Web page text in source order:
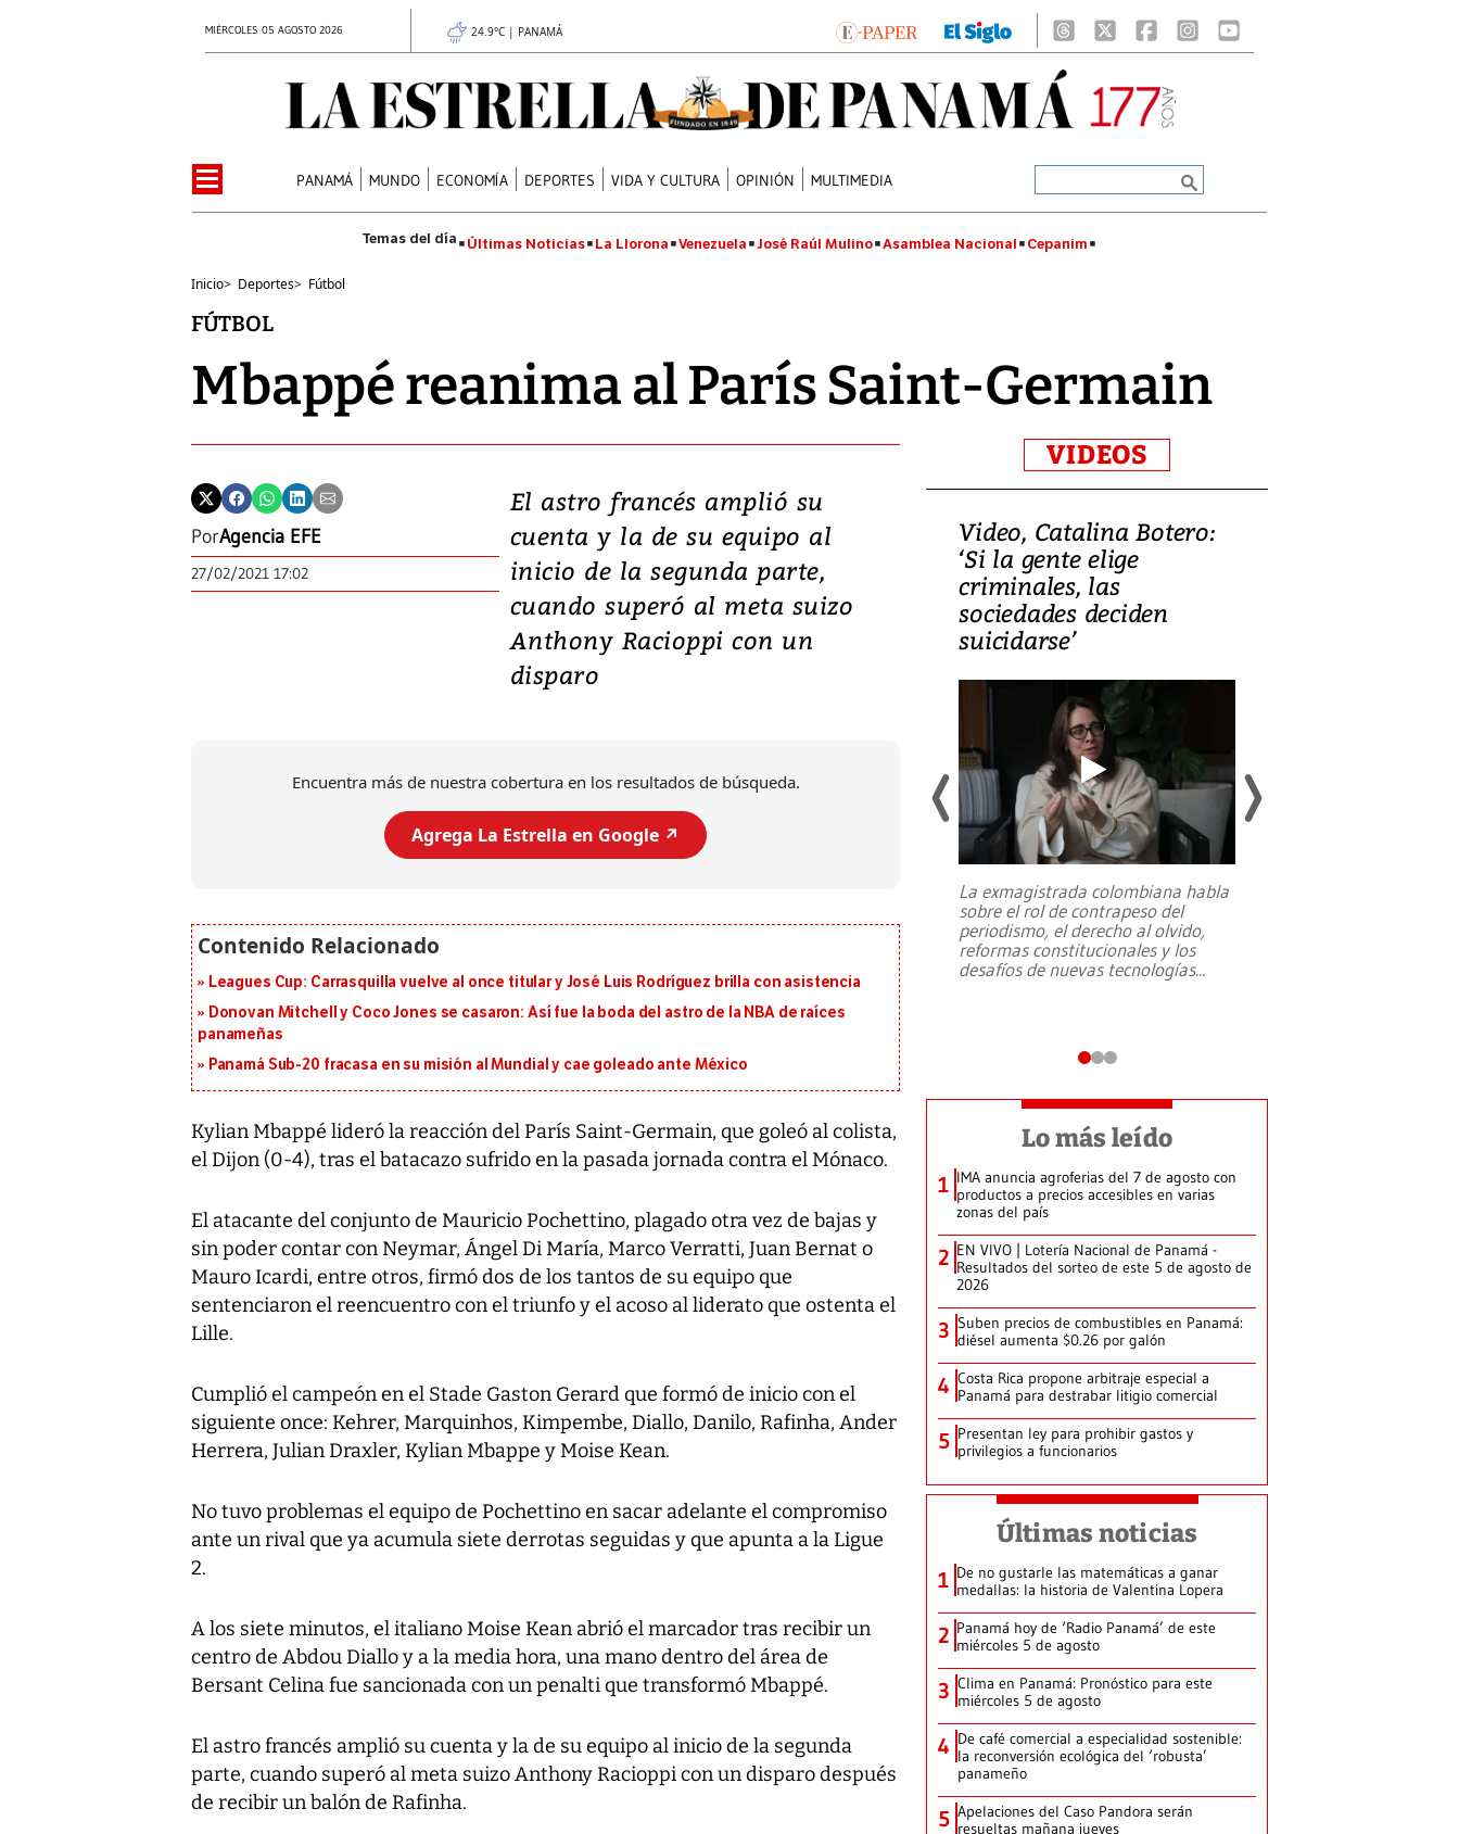
MIÉRCOLES 05 AGOSTO 2026 24.9°C | PANAMÁ
PANAMÁ MUNDO ECONOMÍA DEPORTES VIDA Y CULTURA OPINIÓN MULTIMEDIA
Últimas Noticias La Llorona Venezuela José Raúl Mulino Asamblea Nacional Cepanim
Inicio> Deportes> Fútbol
FÚTBOL
Mbappé reanima al París Saint-Germain
PorAgencia EFE
27/02/2021 17:02
El astro francés amplió su
cuenta y la de su equipo al
inicio de la segunda parte,
cuando superó al meta suizo
Anthony Racioppi con un
disparo
Encuentra más de nuestra cobertura en los resultados de búsqueda.
Agrega La Estrella en Google ↗️
Leagues Cup: Carrasquilla vuelve al once titular y José Luis Rodríguez brilla con asistencia
Donovan Mitchell y Coco Jones se casaron: Así fue la boda del astro de la NBA de raíces
panameñas
Panamá Sub-20 fracasa en su misión al Mundial y cae goleado ante México
Kylian Mbappé lideró la reacción del París Saint-Germain, que goleó al colista,
el Dijon (0-4), tras el batacazo sufrido en la pasada jornada contra el Mónaco.
El atacante del conjunto de Mauricio Pochettino, plagado otra vez de bajas y
sin poder contar con Neymar, Ángel Di María, Marco Verratti, Juan Bernat o
Mauro Icardi, entre otros, firmó dos de los tantos de su equipo que
sentenciaron el reencuentro con el triunfo y el acoso al liderato que ostenta el
Lille.
Cumplió el campeón en el Stade Gaston Gerard que formó de inicio con el
siguiente once: Kehrer, Marquinhos, Kimpembe, Diallo, Danilo, Rafinha, Ander
Herrera, Julian Draxler, Kylian Mbappe y Moise Kean.
No tuvo problemas el equipo de Pochettino en sacar adelante el compromiso
ante un rival que ya acumula siete derrotas seguidas y que apunta a la Ligue
2.
A los siete minutos, el italiano Moise Kean abrió el marcador tras recibir un
centro de Abdou Diallo y a la media hora, una mano dentro del área de
Bersant Celina fue sancionada con un penalti que transformó Mbappé.
El astro francés amplió su cuenta y la de su equipo al inicio de la segunda
parte, cuando superó al meta suizo Anthony Racioppi con un disparo después
de recibir un balón de Rafinha.
VIDEOS
Video, Japón: Terremoto
deja heridos y graves
daños en Kumamoto
Un fuerte terremoto de magnitud
7,1 se registró este martes 28 de
Video, Catalina Botero:
‘Si la gente elige
criminales, las
sociedades deciden
suicidarse’
La exmagistrada colombiana habla
sobre el rol de contrapeso del
periodismo, el derecho al olvido,
reformas constitucionales y los
desafíos de nuevas tecnologías...
Lo más leído
1 IMA anuncia agroferias del 7 de agosto con
productos a precios accesibles en varias
zonas del país
2 EN VIVO | Lotería Nacional de Panamá -
Resultados del sorteo de este 5 de agosto de
2026
3 Suben precios de combustibles en Panamá:
diésel aumenta $0.26 por galón
4 Costa Rica propone arbitraje especial a
Panamá para destrabar litigio comercial
5 Presentan ley para prohibir gastos y
privilegios a funcionarios
Últimas noticias
1 De no gustarle las matemáticas a ganar
medallas: la historia de Valentina Lopera
2 Panamá hoy de ‘Radio Panamá’ de este
miércoles 5 de agosto
3 Clima en Panamá: Pronóstico para este
miércoles 5 de agosto
4 De café comercial a especialidad sostenible:
la reconversión ecológica del ‘robusta’
panameño
5 Apelaciones del Caso Pandora serán
resueltas mañana jueves